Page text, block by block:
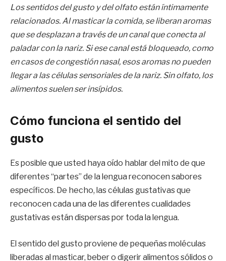
Los sentidos del gusto y del olfato están íntimamente
relacionados. Al masticar la comida, se liberan aromas
que se desplazan a través de un canal que conecta al
paladar con la nariz. Si ese canal está bloqueado, como
en casos de congestión nasal, esos aromas no pueden
llegar a las células sensoriales de la nariz. Sin olfato, los
alimentos suelen ser insípidos.
Cómo funciona el sentido del
gusto
Es posible que usted haya oído hablar del mito de que
diferentes “partes” de la lengua reconocen sabores
específicos. De hecho, las células gustativas que
reconocen cada una de las diferentes cualidades
gustativas están dispersas por toda la lengua.
El sentido del gusto proviene de pequeñas moléculas
liberadas al masticar, beber o digerir alimentos sólidos o